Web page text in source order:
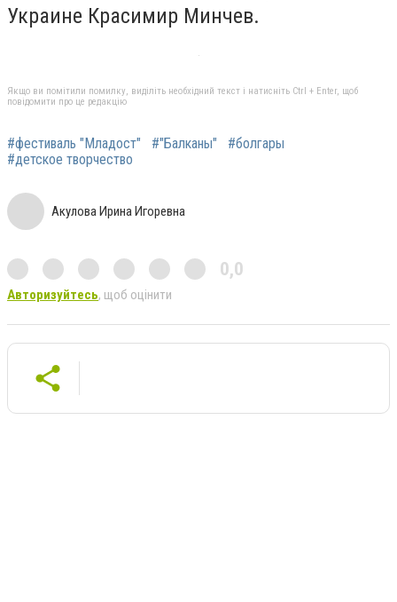
Украине Красимир Минчев.
Якщо ви помітили помилку, виділіть необхідний текст і натисніть Ctrl + Enter, щоб
повідомити про це редакцію
#фестиваль "Младост" #"Балканы"
#болгары
#детское творчество
Акулова Ирина Игоревна
0,0
Авторизуйтесь, щоб оцінити